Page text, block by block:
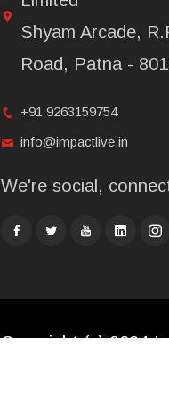
Shyam Arcade,
Road, Patna -
+91 9263159754
info@impactlive.in
We're social,
Copyright (c) 2024